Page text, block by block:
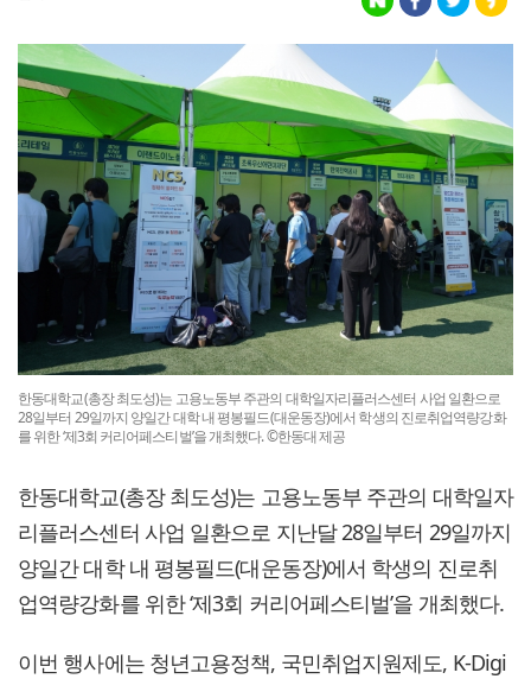
한동대학교(총장 최도성)는 고용노동부 주관의 대학일자리플러스센터 사업 일환으로
28일부터 29일까지 양일간 대학 내 평봉필드(대운동장)에서 학생의 진로취업역량강화
를 위한 ‘제3회 커리어페스티벌’을 개최했다. ©한동대 제공
한동대학교(총장 최도성)는 고용노동부 주관의 대학일자
리플러스센터 사업 일환으로 지난달 28일부터 29일까지
양일간 대학 내 평봉필드(대운동장)에서 학생의 진로취
업역량강화를 위한 ‘제3회 커리어페스티벌’을 개최했다.
이번 행사에는 청년고용정책, 국민취업지원제도, K-Digi